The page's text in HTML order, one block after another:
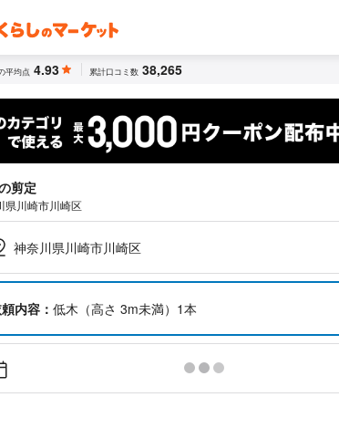
平均点 4.93 累計口コミ数 38,265
剪定
県川崎市川崎区
神奈川県川崎市川崎区
内容： 低木（高さ 3m未満）1本